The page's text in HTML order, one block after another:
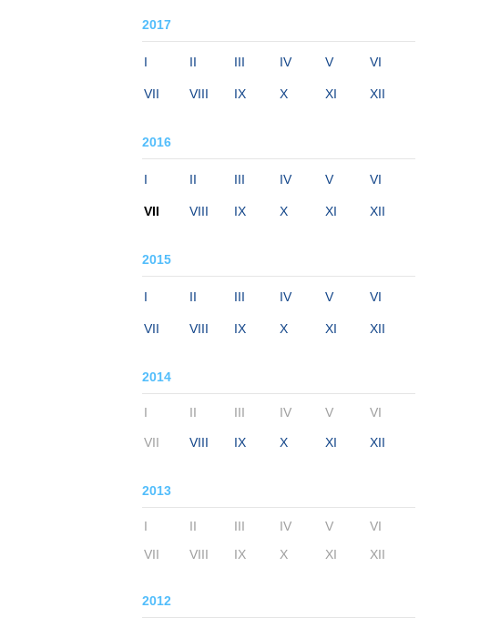
2017
I II III IV V VI
VII VIII IX X XI XII
2016
I II III IV V VI
VII VIII IX X XI XII
2015
I II III IV V VI
VII VIII IX X XI XII
2014
I II III IV V VI
VII VIII IX X XI XII
2013
I II III IV V
VI
VII
VIII IX X XI XII
2012